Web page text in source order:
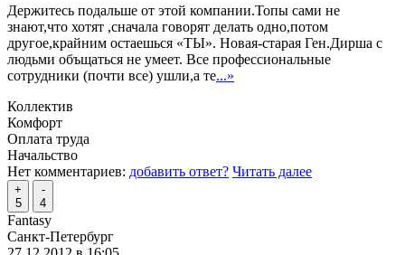
Держитесь подальше от этой компании.Топы сами не
знают,что хотят ,сначала говорят делать одно,потом
другое,крайним остаешься «ТЫ». Новая-старая Ген.Дирша с
людьми объщаться не умеет. Все профессиональные
сотрудники (почти все) ушли,а те...»
Коллектив
Комфорт
Оплата труда
Начальство
Нет комментариев: добавить ответ? Читать далее
+
5
-
4
Fantasy
Санкт-Петербург